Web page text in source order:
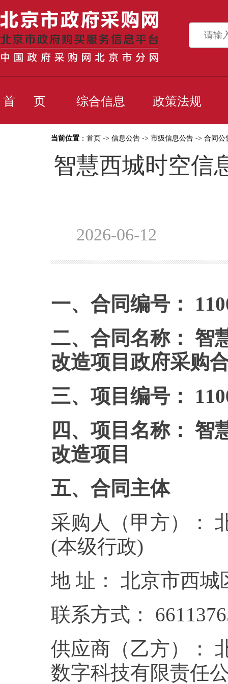
首 页 综合信息 政策法规
当前位置 ： 首页 -> 信息公告 -> 市级信息公告 -> 合同公
智慧西城时空信
2026-06-12
一、合同编号：
二、合同名称： 智
改造项目政府采购
三、项目编号：
四、项目名称： 智
改造项目
五、合同主体
采购人（甲方）：
(本级行政)
地 址： 北京市西城
联系方式：
供应商（乙方）：
数字科技有限责任